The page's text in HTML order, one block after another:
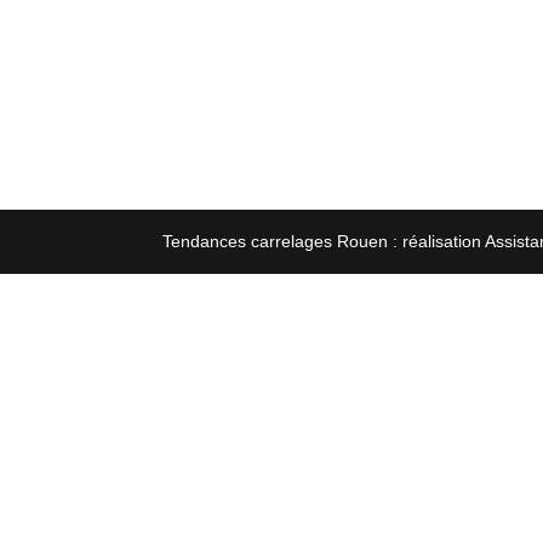
Tendances carrelages Rouen : réalisation